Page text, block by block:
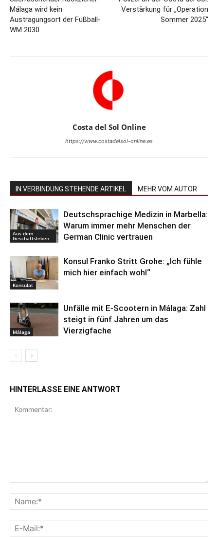
Málaga wird kein
Austragungsort der Fußball-
WM 2030
Verstärkung für „Operation
Sommer 2025“
Costa del Sol Online
https://www.costadelsol-online.es
IN VERBINDUNG STEHENDE ARTIKEL MEHR VOM AUTOR
Aus dem
Geschäftsleben
Deutschsprachige Medizin in Marbella:
Warum immer mehr Menschen der
German Clinic vertrauen
Konsulat
Konsul Franko Stritt Grohe: „Ich fühle
mich hier einfach wohl“
Málaga
Unfälle mit E-Scootern in Málaga: Zahl
steigt in fünf Jahren um das
Vierzigfache
HINTERLASSE EINE ANTWORT